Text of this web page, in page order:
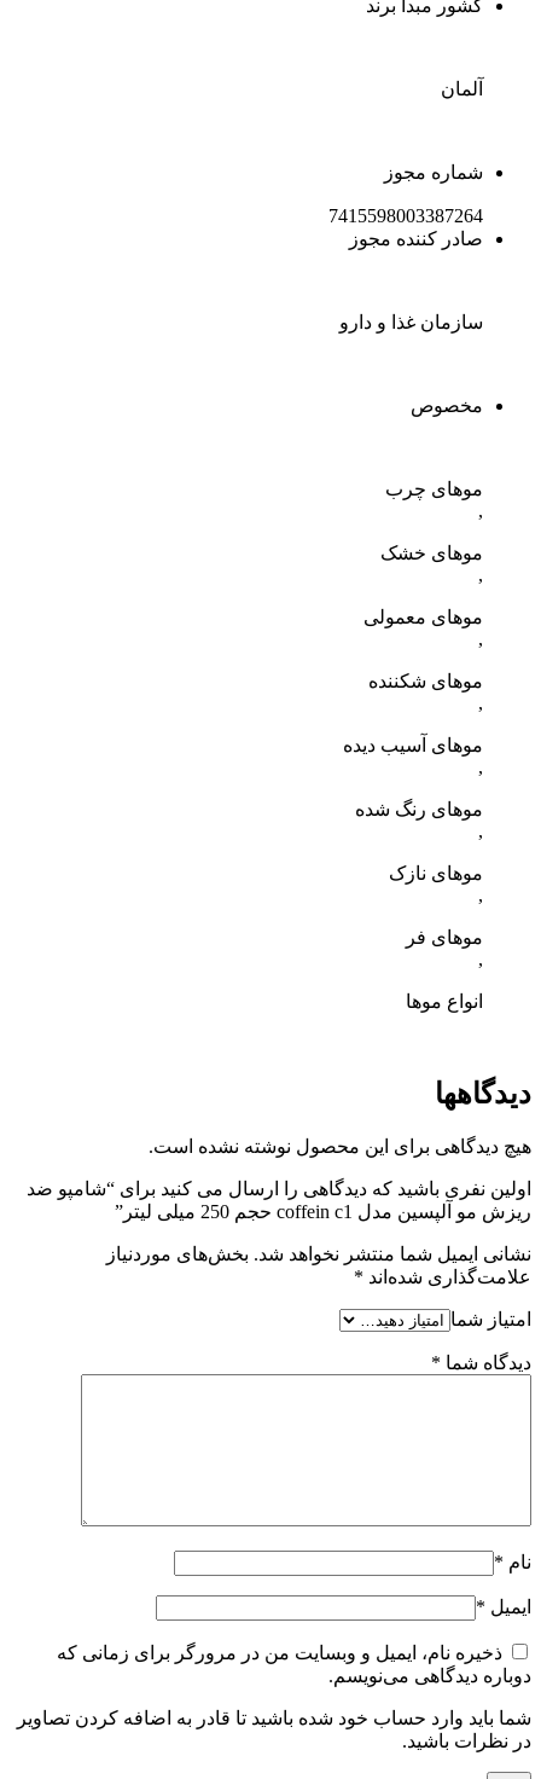
کشور مبدا برند
آلمان
شماره مجوز
7415598003387264
صادر کننده مجوز
سازمان غذا و دارو
مخصوص
موهای چرب
,
موهای خشک
,
موهای معمولی
,
موهای شکننده
,
موهای آسیب دیده
,
موهای رنگ شده
,
موهای نازک
,
موهای فر
,
انواع موها
دیدگاهها
هیچ دیدگاهی برای این محصول نوشته نشده است.
اولین نفری باشید که دیدگاهی را ارسال می کنید برای “شامپو ضد
ریزش مو آلپسین مدل coffein c1 حجم 250 میلی لیتر”
نشانی ایمیل شما منتشر نخواهد شد. بخش‌های موردنیاز
علامت‌گذاری شده‌اند *
امتیاز شما
دیدگاه شما *
نام *
ایمیل *
ذخیره نام، ایمیل و وبسایت من در مرورگر برای زمانی که
دوباره دیدگاهی می‌نویسم.
شما باید وارد حساب خود شده باشید تا قادر به اضافه کردن تصاویر
در نظرات باشید.